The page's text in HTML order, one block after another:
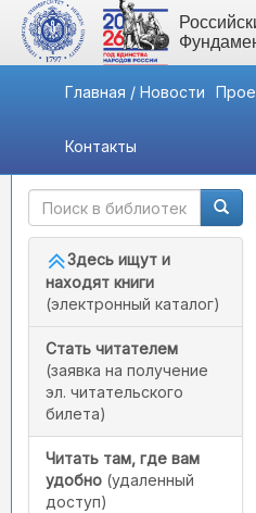
Главная / Новости
Контакты
Быстрый доступ
Здесь ищут и
находят книги
(электронный каталог)
Стать читателем
(заявка на получение
эл. читательского
билета)
Читать там, где вам
удобно (удаленный
доступ)